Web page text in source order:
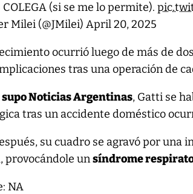
COLEGA (si se me lo permite).
Milei (@JMilei)April 20, 2025
ocurrió luego de más de
tras una operación de
supo Noticias Argentinas, Gatti se
tras un accidente doméstico
su cuadro se agravó por una
provocándole unsíndrome
NA